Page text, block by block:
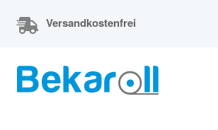
Versandkostenfrei
Zur
Navigation
Zum
Inhalt